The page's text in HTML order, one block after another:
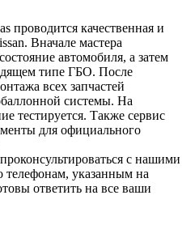
проводится качественная и
Вначале мастера
автомобиля, а затем
типе ГБО. После
всех запчастей
системы. На
тестируется. Также сервис
для официального
с нашими
указанным на
ответить на все ваши